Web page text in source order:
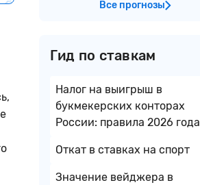
Все прогнозы
Гид по ставкам
Налог на выигрыш в
букмекерских конторах
России: правила 2026 года
Откат в ставках на спорт
Значение вейджера в